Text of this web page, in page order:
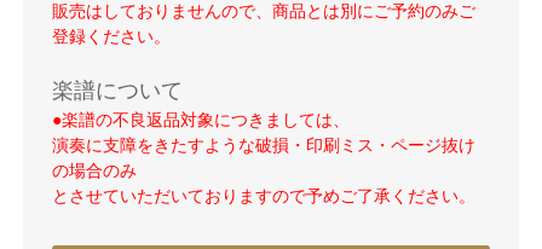
販売はしておりませんので、商品とは別にご予約のみご
登録ください。
楽譜について
●楽譜の不良返品対象につきましては、
演奏に支障をきたすような破損・印刷ミス・ページ抜け
の場合のみ
とさせていただいておりますので予めご了承ください。